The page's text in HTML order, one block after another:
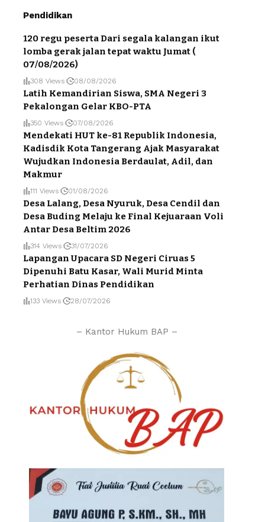
Pendidikan
120 regu peserta Dari segala kalangan ikut
lomba gerak jalan tepat waktu Jumat (
07/08/2026)
308 Views 08/08/2026
Latih Kemandirian Siswa, SMA Negeri 3
Pekalongan Gelar KBO-PTA
350 Views 07/08/2026
Mendekati HUT ke-81 Republik Indonesia,
Kadisdik Kota Tangerang Ajak Masyarakat
Wujudkan Indonesia Berdaulat, Adil, dan
Makmur
111 Views 01/08/2026
Desa Lalang, Desa Nyuruk, Desa Cendil dan
Desa Buding Melaju ke Final Kejuaraan Voli
Antar Desa Beltim 2026
314 Views 31/07/2026
Lapangan Upacara SD Negeri Ciruas 5
Dipenuhi Batu Kasar, Wali Murid Minta
Perhatian Dinas Pendidikan
133 Views 28/07/2026
– Kantor Hukum BAP –